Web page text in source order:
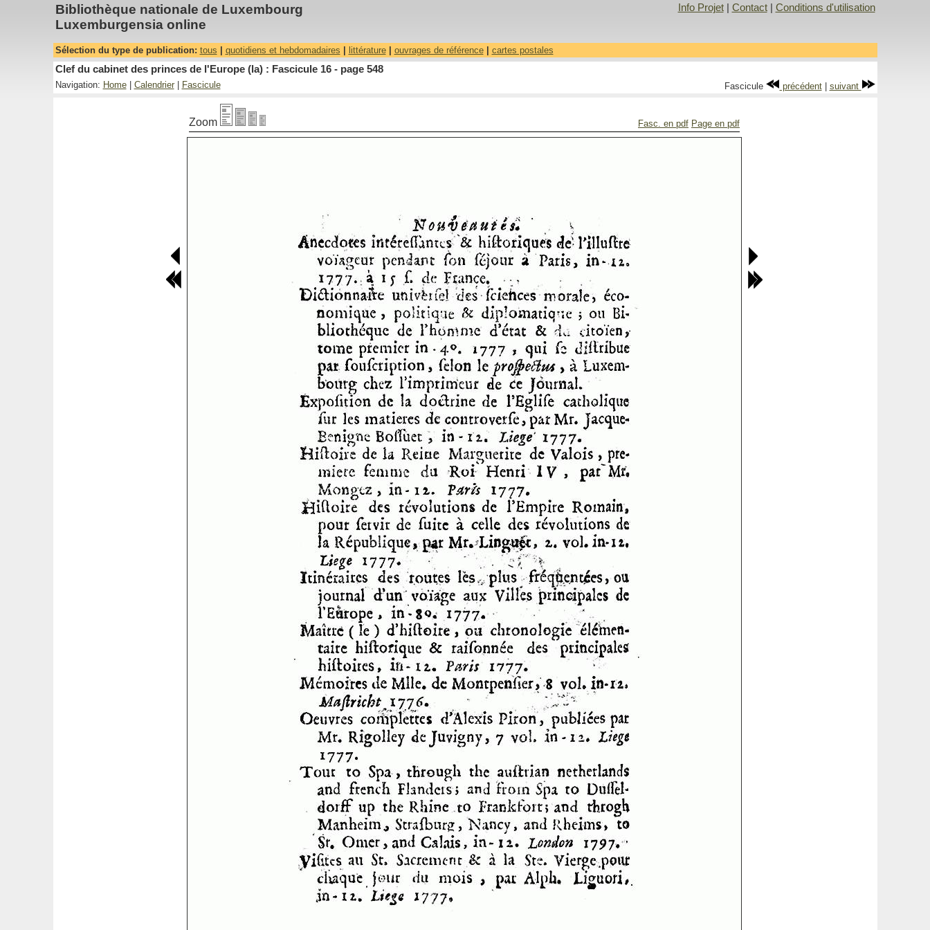
Bibliothèque nationale de Luxembourg
Luxemburgensia online
Info Projet| Contact| Conditions d'utilisation
Sélection du type de publication: tous quotidiens et hebdomadaires littérature| ouvrages de référence| cartes postales
Clef du cabinet des princes de l'Europe (la) : Fascicule 16 - page 548
Navigation: Home| Calendrier| Fascicule Fascicule précédent| suivant
Zoom Fasc. en pdf Page en pdf